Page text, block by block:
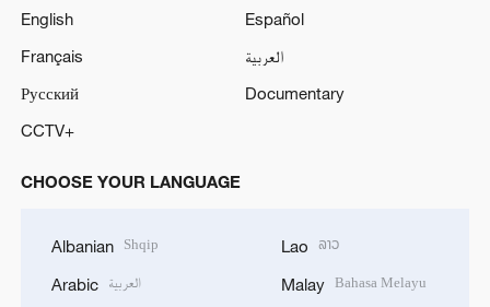
English
Español
Français
العربية
Русский
Documentary
CCTV+
CHOOSE YOUR LANGUAGE
Albanian Shqip
Arabic العربية
Lao ລາວ
Malay Bahasa Melayu